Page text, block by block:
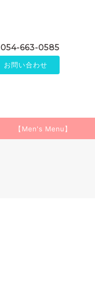
054-663-0585
お問い合わせ
【Men's Menu】